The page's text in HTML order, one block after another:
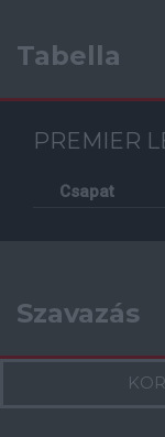
Tabella
PREMIER
Csapat
Szavazás